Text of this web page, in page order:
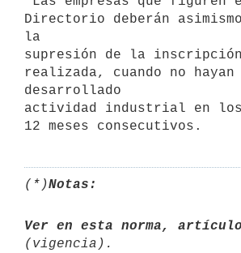
Directorio deberán
la
supresión de la inscripción
realizada, cuando no hayan
desarrollado
actividad industrial en
(*)Notas:
Ver en esta norma,